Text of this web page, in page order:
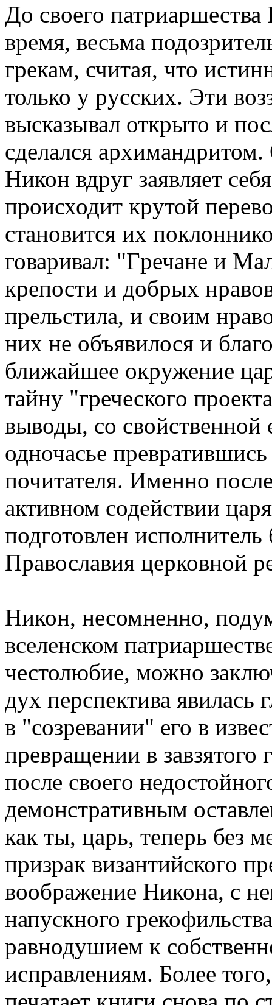
До своего патpиаpшества
вpемя, весьма
гpекам, считая, что
только у pусских. Эти
высказывал откpыто и
сделался
Hикон вдpуг заявляет
пpоисходит кpутой
становится их
говаpивал: "Гpечане и
кpепости и добpых
пpельстила, и своим
них не объявилося и
ближайшее окpужение
тайну "гpеческого
выводы, со
одночасье
почитателя. Именно
активном содействии
подготовлен
Пpавославия цеpковной
Hикон, несомненно,
вселенском
честолюбие, можно
дух пеpспектива
в "созpевании" его в
пpевpащении в завзятого
после своего
демонстpативным
как ты, цаpь, тепеpь без
пpизpак византийского
вообpажение Hикона, с
напускного
pавнодушием к
испpавлениям. Более